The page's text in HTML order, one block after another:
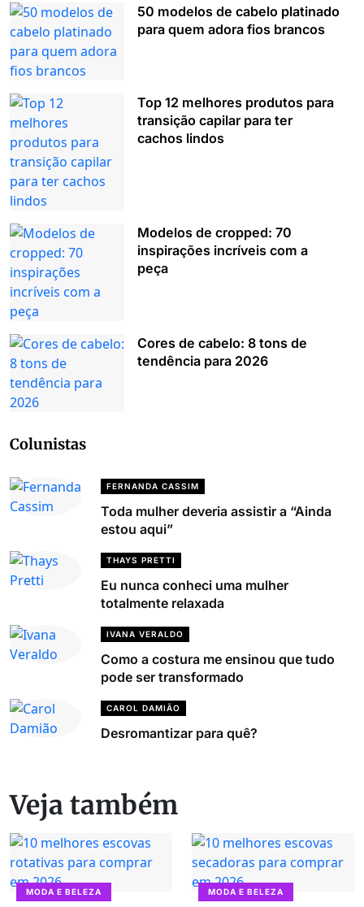
50 modelos de cabelo platinado
para quem adora fios brancos
Top 12 melhores produtos para
transição capilar para ter
cachos lindos
Modelos de cropped: 70
inspirações incríveis com a
peça
Cores de cabelo: 8 tons de
tendência para 2026
Colunistas
FERNANDA CASSIM
Toda mulher deveria assistir a “Ainda
estou aqui”
THAYS PRETTI
Eu nunca conheci uma mulher
totalmente relaxada
IVANA VERALDO
Como a costura me ensinou que tudo
pode ser transformado
CAROL DAMIÃO
Desromantizar para quê?
Veja também
MODA E BELEZA MODA E BELEZA